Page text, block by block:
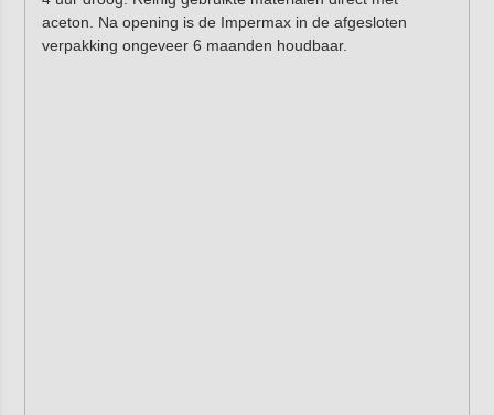
aceton. Na opening is de Impermax in de afgesloten
verpakking ongeveer 6 maanden houdbaar.